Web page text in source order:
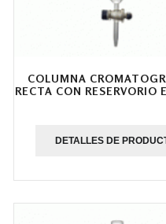
COLUMNA
RECTA CON RESERVORIO
DETALLES DE